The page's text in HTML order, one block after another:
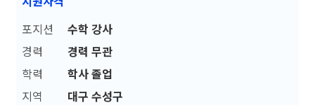
포지션
수학 강사
경력
경력 무관
학력
학사 졸업
지역
대구 수성구